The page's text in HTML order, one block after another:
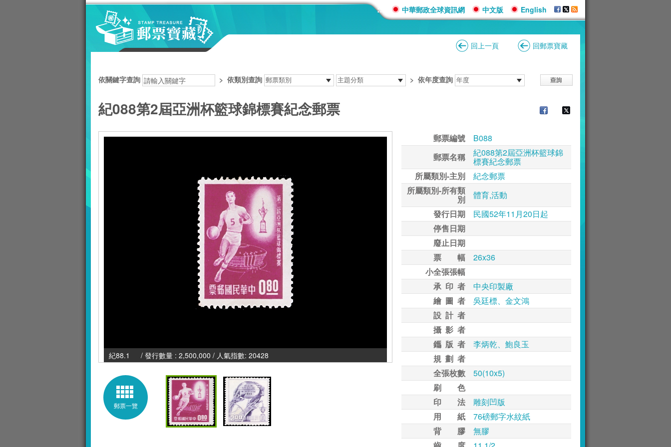
::: 中華郵政全球資訊網 中文版 English
回上一頁 回郵票寶藏
依關鍵字查詢 > 依類別查詢 > 依年度查詢
紀088第2屆亞洲杯籃球錦標賽紀念郵票
紀88.1 / 發行數量 : 2,500,000 / 人氣指數: 20428
郵票一覽
郵票編號
B088
郵票名稱
紀088第2屆亞洲杯籃球錦
標賽紀念郵票
所屬類別-主別
紀念郵票
所屬類別-所有類
別
體育,活動
發行日期
民國52年11月20日起
停售日期
廢止日期
票 幅
26x36
小全張張幅
承 印 者
中央印製廠
繪 圖 者
吳廷標、金文鴻
設 計 者
攝 影 者
鑴 版 者
李炳乾、鮑良玉
規 劃 者
全張枚數
50(10x5)
刷 色
印 法
雕刻凹版
用 紙
76磅郵字水紋紙
背 膠
無膠